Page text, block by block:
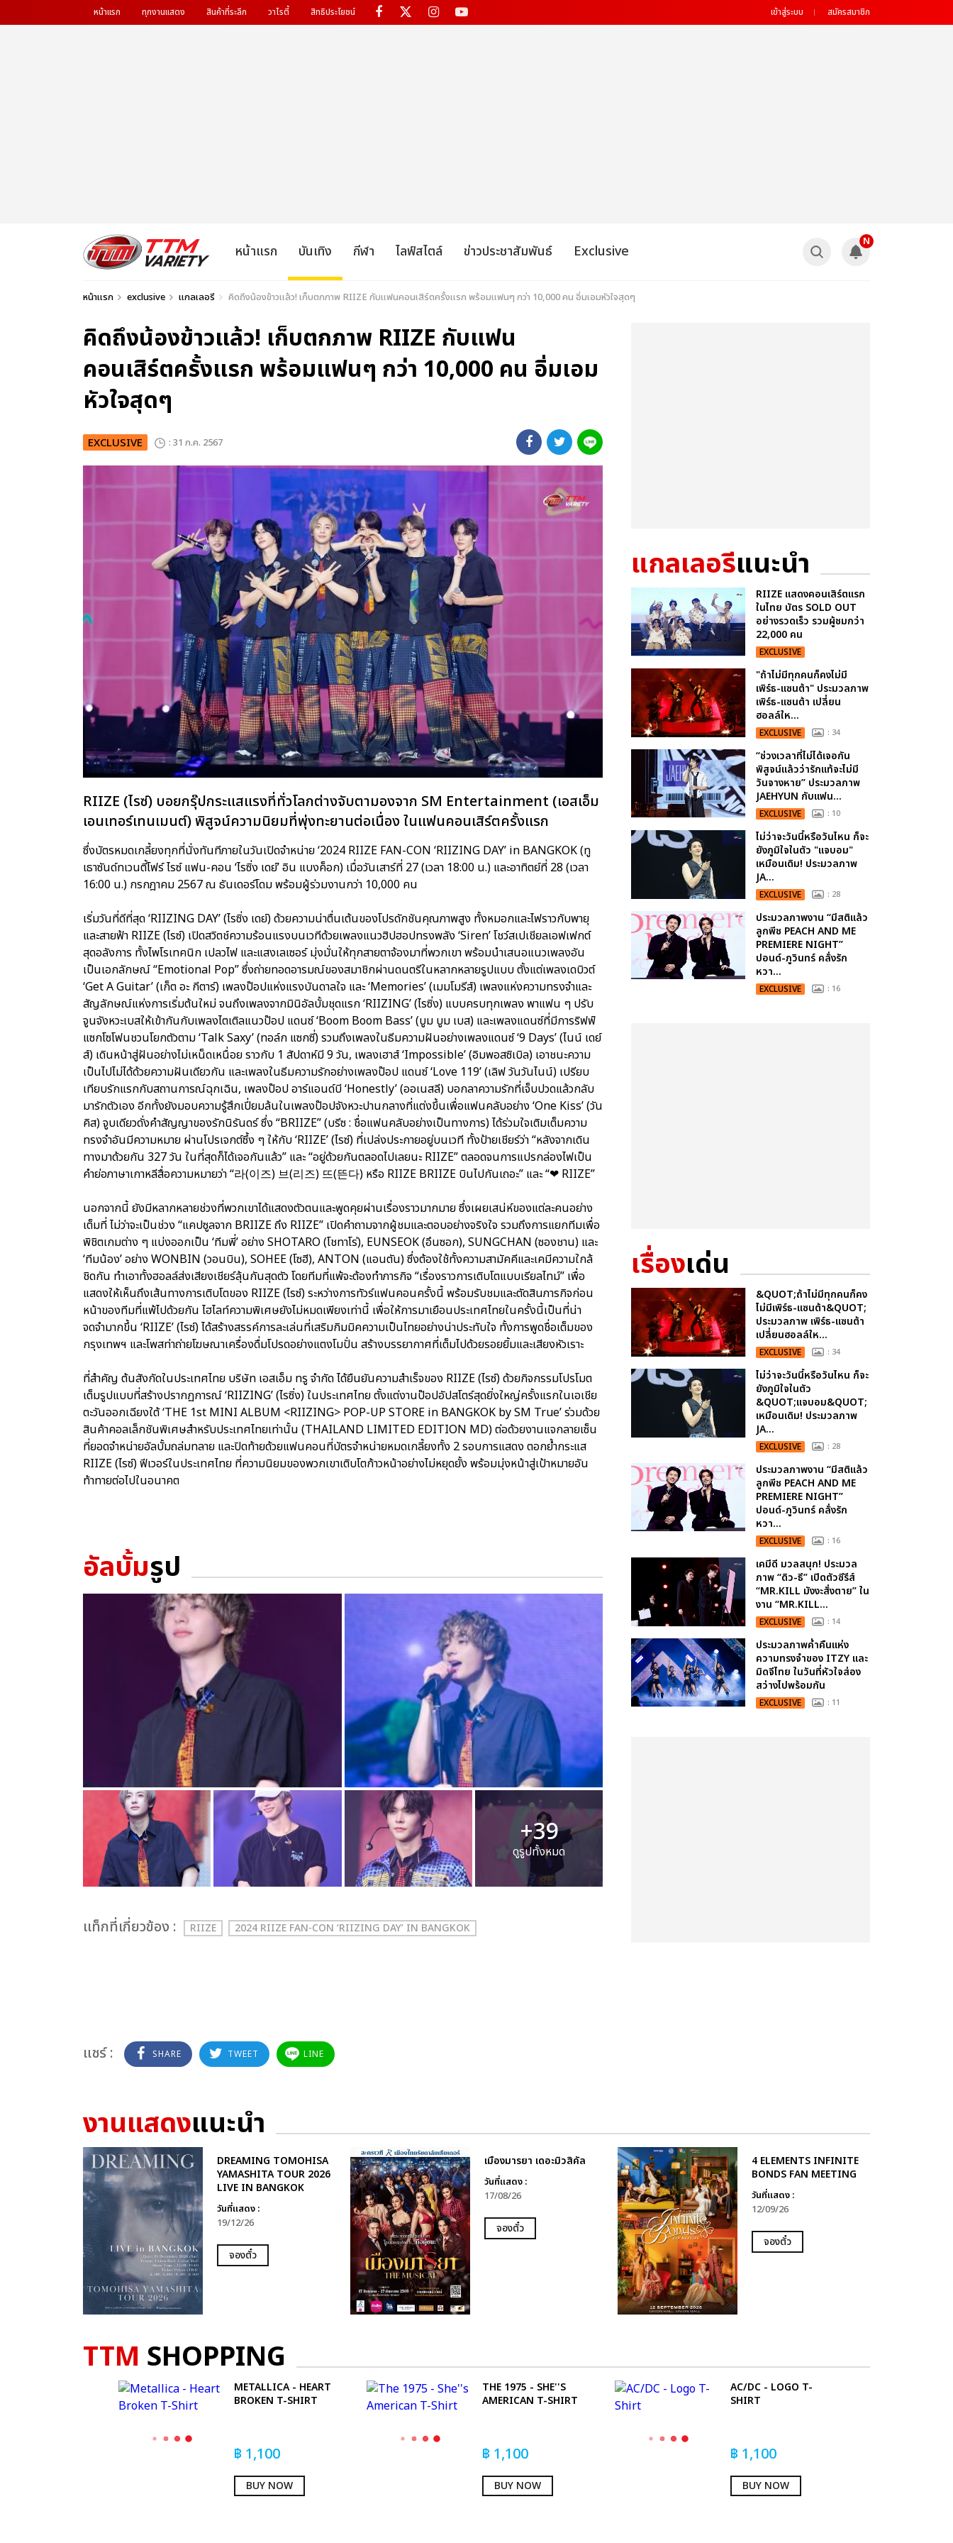
หน้าแรก ทุกงานแสดง สินค้าที่ระลึก วาไรตี้ สิทธิประโยชน์ เข้าสู่ระบบ สมัครสมาชิก
หน้าแรก บันเทิง กีฬา ไลฟ์สไตล์ ข่าวประชาสัมพันธ์ Exclusive
N
หน้าแรก exclusive แกลเลอรี คิดถึงน้องข้าวแล้ว! เก็บตกภาพ RIIZE กับแฟนคอนเสิร์ตครั้งแรก พร้อมแฟนๆ กว่า 10,000 คน อิ่มเอมหัวใจสุดๆ
คิดถึงน้องข้าวแล้ว! เก็บตกภาพ RIIZE กับแฟน
คอนเสิร์ตครั้งแรก พร้อมแฟนๆ กว่า 10,000 คน อิ่มเอม
หัวใจสุดๆ
EXCLUSIVE : 31 ก.ค. 2567
RIIZE (ไรซ์) บอยกรุ๊ปกระแสแรงที่ทั่วโลกต่างจับตามองจาก SM Entertainment (เอสเอ็ม
เอนเทอร์เทนเมนต์) พิสูจน์ความนิยมที่พุ่งทะยานต่อเนื่อง ในแฟนคอนเสิร์ตครั้งแรก
ซึ่งบัตรหมดเกลี้ยงทุกที่นั่งทันทีภายในวันเปิดจำหน่าย ‘2024 RIIZE FAN-CON ‘RIIZING DAY’ in BANGKOK (ทู
เธาซันด์ทเวนตี้โฟร์ ไรซ์ แฟน-คอน ‘ไรซิ่ง เดย์’ อิน แบงค็อก) เมื่อวันเสาร์ที่ 27 (เวลา 18:00 น.) และอาทิตย์ที่ 28 (เวลา
16:00 น.) กรกฎาคม 2567 ณ ธันเดอร์โดม พร้อมผู้ร่วมงานกว่า 10,000 คน
เริ่มวันที่ดีที่สุด ‘RIIZING DAY’ (ไรซิ่ง เดย์) ด้วยความน่าตื่นเต้นของโปรดักชันคุณภาพสูง ทั้งหมอกและไฟราวกับพายุ
และสายฟ้า RIIZE (ไรซ์) เปิดสวิตช์ความร้อนแรงบนเวทีด้วยเพลงแนวฮิปฮอปทรงพลัง ‘Siren’ โชว์สเปเชียลเอฟเฟกต์
สุดอลังการ ทั้งไพโรเทคนิก เปลวไฟ และแสงเลเซอร์ มุ่งมั่นให้ทุกสายตาจ้องมาที่พวกเขา พร้อมนำเสนอแนวเพลงอัน
เป็นเอกลักษณ์ “Emotional Pop” ซึ่งถ่ายทอดอารมณ์ของสมาชิกผ่านดนตรีในหลากหลายรูปแบบ ตั้งแต่เพลงเดบิวต์
‘Get A Guitar’ (เก็ต อะ กีตาร์) เพลงป๊อปแห่งแรงบันดาลใจ และ ‘Memories’ (เมมโมรีส์) เพลงแห่งความทรงจำและ
สัญลักษณ์แห่งการเริ่มต้นใหม่ จนถึงเพลงจากมินิอัลบั้มชุดแรก ‘RIIZING’ (ไรซิ่ง) แบบครบทุกเพลง พาแฟน ๆ ปรับ
จูนจังหวะเบสให้เข้ากันกับเพลงไตเติลแนวป๊อป แดนซ์ ‘Boom Boom Bass’ (บูม บูม เบส) และเพลงแดนซ์ที่มีการริฟฟ์
แซกโซโฟนชวนโยกตัวตาม ‘Talk Saxy’ (ทอล์ก แซกซี่) รวมถึงเพลงในธีมความฝันอย่างเพลงแดนซ์ ‘9 Days’ (ไนน์ เดย์
ส์) เดินหน้าสู่ฝันอย่างไม่เหน็ดเหนื่อย ราวกับ 1 สัปดาห์มี 9 วัน, เพลงเฮาส์ ‘Impossible’ (อิมพอสซิเบิล) เอาชนะความ
เป็นไปไม่ได้ด้วยความฝันเดียวกัน และเพลงในธีมความรักอย่างเพลงป๊อป แดนซ์ ‘Love 119’ (เลิฟ วันวันไนน์) เปรียบ
เทียบรักแรกกับสถานการณ์ฉุกเฉิน, เพลงป๊อป อาร์แอนด์บี ‘Honestly’ (ออเนสลี) บอกลาความรักที่เจ็บปวดแล้วกลับ
มารักตัวเอง อีกทั้งยังมอบความรู้สึกเปี่ยมล้นในเพลงป๊อปจังหวะปานกลางที่แต่งขึ้นเพื่อแฟนคลับอย่าง ‘One Kiss’ (วัน
คิส) จูบเดียวดั่งคำสัญญาของรักนิรันดร์ ซึ่ง “BRIIZE” (บรีซ : ชื่อแฟนคลับอย่างเป็นทางการ) ได้ร่วมใจเติมเต็มความ
ทรงจำอันมีความหมาย ผ่านโปรเจกต์ซึ้ง ๆ ให้กับ ‘RIIZE’ (ไรซ์) ที่เปล่งประกายอยู่บนเวที ทั้งป้ายเชียร์ว่า “หลังจากเดิน
ทางมาด้วยกัน 327 วัน ในที่สุดก็ได้เจอกันแล้ว” และ “อยู่ด้วยกันตลอดไปเลยนะ RIIZE” ตลอดจนการแปรกล่องไฟเป็น
คำย่อภาษาเกาหลีสื่อความหมายว่า “라(이즈) 브(리즈) 뜨(뜬다) หรือ RIIZE BRIIZE บินไปกันเถอะ” และ “❤ RIIZE”
นอกจากนี้ ยังมีหลากหลายช่วงที่พวกเขาได้แสดงตัวตนและพูดคุยผ่านเรื่องราวมากมาย ซึ่งเผยเสน่ห์ของแต่ละคนอย่าง
เต็มที่ ไม่ว่าจะเป็นช่วง “แคปซูลจาก BRIIZE ถึง RIIZE” เปิดคำถามจากผู้ชมและตอบอย่างจริงใจ รวมถึงการแยกทีมเพื่อ
พิชิตเกมต่าง ๆ แบ่งออกเป็น ‘ทีมพี่’ อย่าง SHOTARO (โชทาโร่), EUNSEOK (อึนซอก), SUNGCHAN (ซองชาน) และ
‘ทีมน้อง’ อย่าง WONBIN (วอนบิน), SOHEE (โซฮี), ANTON (แอนตัน) ซึ่งต้องใช้ทั้งความสามัคคีและเคมีความใกล้
ชิดกัน ทำเอาทั้งฮอลล์ส่งเสียงเชียร์ลุ้นกันสุดตัว โดยทีมที่แพ้จะต้องทำภารกิจ “เรื่องราวการเติบโตแบบเรียลไทม์” เพื่อ
แสดงให้เห็นถึงเส้นทางการเติบโตของ RIIZE (ไรซ์) ระหว่างการทัวร์แฟนคอนครั้งนี้ พร้อมรับชมและตัดสินภารกิจก่อน
หน้าของทีมที่แพ้ไปด้วยกัน ไฮไลท์ความพิเศษยังไม่หมดเพียงเท่านี้ เพื่อให้การมาเยือนประเทศไทยในครั้งนี้เป็นที่น่า
จดจำมากขึ้น ‘RIIZE’ (ไรซ์) ได้สร้างสรรค์การละเล่นที่เสริมกิมมิคความเป็นไทยอย่างน่าประทับใจ ทั้งการพูดชื่อเต็มของ
กรุงเทพฯ และโพสท่าถ่ายโฆษณาเครื่องดื่มโปรดอย่างแตงโมปั่น สร้างบรรยากาศที่เต็มไปด้วยรอยยิ้มและเสียงหัวเราะ
ที่สำคัญ ต้นสังกัดในประเทศไทย บริษัท เอสเอ็ม ทรู จำกัด ได้ยืนยันความสำเร็จของ RIIZE (ไรซ์) ด้วยกิจกรรมโปรโมต
เต็มรูปแบบที่สร้างปรากฏการณ์ ‘RIIZING’ (ไรซิ่ง) ในประเทศไทย ตั้งแต่งานป๊อปอัปสโตร์สุดยิ่งใหญ่ครั้งแรกในเอเชีย
ตะวันออกเฉียงใต้ ‘THE 1st MINI ALBUM <RIIZING> POP-UP STORE in BANGKOK by SM True’ ร่วมด้วย
สินค้าคอลเล็กชันพิเศษสำหรับประเทศไทยเท่านั้น (THAILAND LIMITED EDITION MD) ต่อด้วยงานแจกลายเซ็น
ที่ยอดจำหน่ายอัลบั้มถล่มทลาย และปิดท้ายด้วยแฟนคอนที่บัตรจำหน่ายหมดเกลี้ยงทั้ง 2 รอบการแสดง ตอกย้ำกระแส
RIIZE (ไรซ์) ฟีเวอร์ในประเทศไทย ที่ความนิยมของพวกเขาเติบโตก้าวหน้าอย่างไม่หยุดยั้ง พร้อมมุ่งหน้าสู่เป้าหมายอัน
ท้าทายต่อไปในอนาคต
อัลบั้มรูป
+39
ดูรูปทั้งหมด
เเท็กที่เกี่ยวข้อง : RIIZE 2024 RIIZE FAN-CON ‘RIIZING DAY’ IN BANGKOK
แชร์ : SHARE TWEET LINE
แกลเลอรีแนะนำ
RIIZE แสดงคอนเสิร์ตแรก
ในไทย บัตร SOLD OUT
อย่างรวดเร็ว รวมผู้ชมกว่า
22,000 คน
EXCLUSIVE
"ถ้าไม่มีทุกคนก็คงไม่มี
เพิร์ธ-แซนต้า" ประมวลภาพ
เพิร์ธ-แซนต้า เปลี่ยน
ฮอลล์ให...
EXCLUSIVE : 34
“ช่วงเวลาที่ไม่ได้เจอกัน
พิสูจน์แล้วว่ารักแท้จะไม่มี
วันจางหาย” ประมวลภาพ
JAEHYUN กับแฟน...
EXCLUSIVE : 10
ไม่ว่าจะวันนี้หรือวันไหน ก็จะ
ยังภูมิใจในตัว "แจบอม"
เหมือนเดิม! ประมวลภาพ
JA...
EXCLUSIVE : 28
ประมวลภาพงาน “มีสติแล้ว
ลูกพีช PEACH AND ME
PREMIERE NIGHT”
ปอนด์-ภูวินทร์ คลั่งรัก
หวา...
EXCLUSIVE : 16
เรื่องเด่น
&QUOT;ถ้าไม่มีทุกคนก็คง
ไม่มีเพิร์ธ-แซนต้า&QUOT;
ประมวลภาพ เพิร์ธ-แซนต้า
เปลี่ยนฮอลล์ให...
EXCLUSIVE : 34
ไม่ว่าจะวันนี้หรือวันไหน ก็จะ
ยังภูมิใจในตัว
&QUOT;แจบอม&QUOT;
เหมือนเดิม! ประมวลภาพ
JA...
EXCLUSIVE : 28
ประมวลภาพงาน “มีสติแล้ว
ลูกพีช PEACH AND ME
PREMIERE NIGHT”
ปอนด์-ภูวินทร์ คลั่งรัก
หวา...
EXCLUSIVE : 16
เคมีดี มวลสนุก! ประมวล
ภาพ “ดิว-ธี” เปิดตัวซีรีส์
“MR.KILL มังงะสั่งตาย” ใน
งาน “MR.KILL...
EXCLUSIVE : 14
ประมวลภาพค่ำคืนแห่ง
ความทรงจำของ ITZY และ
มิดจีไทย ในวันที่หัวใจส่อง
สว่างไปพร้อมกัน
EXCLUSIVE : 11
งานแสดงแนะนำ
DREAMING TOMOHISA
YAMASHITA TOUR 2026
LIVE IN BANGKOK
วันที่แสดง :
19/12/26
จองตั๋ว
เมืองมารยา เดอะมิวสิคัล
วันที่แสดง :
17/08/26
จองตั๋ว
4 ELEMENTS INFINITE
BONDS FAN MEETING
วันที่แสดง :
12/09/26
จองตั๋ว
TTM SHOPPING
METALLICA - HEART
BROKEN T-SHIRT
฿ 1,100
BUY NOW
THE 1975 - SHE''S
AMERICAN T-SHIRT
฿ 1,100
BUY NOW
AC/DC - LOGO T-
SHIRT
฿ 1,100
BUY NOW